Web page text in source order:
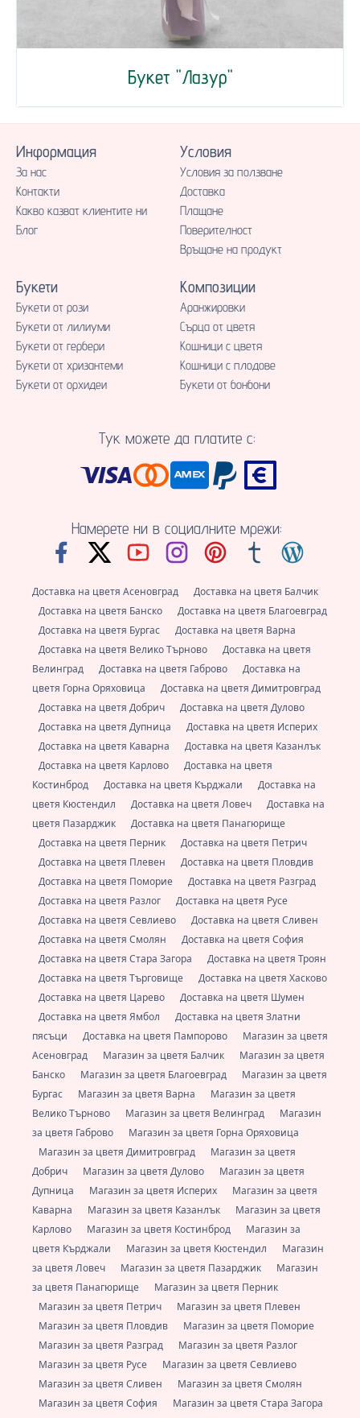
Букет "Лазур"
Информация
За нас
Контакти
Какво казват клиентите ни
Блог
Условия
Условия за ползване
Доставка
Плащане
Поверителност
Връщане на продукт
Букети
Букети от рози
Букети от лилиуми
Букети от гербери
Букети от хризантеми
Букети от орхидеи
Композиции
Аранжировки
Сърца от цветя
Кошници с цветя
Кошници с плодове
Букети от бонбони
Тук можете да платите с:
Намерете ни в социалните мрежи:
Доставка на цветя Асеновград
Доставка на цветя Балчик
Доставка на цветя Банско
Доставка на цветя Благоевград
Доставка на цветя Бургас
Доставка на цветя Варна
Доставка на цветя Велико Търново
Доставка на цветя
Велинград
Доставка на цветя Габрово
Доставка на
цветя Горна Оряховица
Доставка на цветя Димитровград
Доставка на цветя Добрич
Доставка на цветя Дулово
Доставка на цветя Дупница
Доставка на цветя Исперих
Доставка на цветя Каварна
Доставка на цветя Казанлък
Доставка на цветя Карлово
Доставка на цветя
Костинброд
Доставка на цветя Кърджали
Доставка на
цветя Кюстендил
Доставка на цветя Ловеч
Доставка на
цветя Пазарджик
Доставка на цветя Панагюрище
Доставка на цветя Перник
Доставка на цветя Петрич
Доставка на цветя Плевен
Доставка на цветя Пловдив
Доставка на цветя Поморие
Доставка на цветя Разград
Доставка на цветя Разлог
Доставка на цветя Русе
Доставка на цветя Севлиево
Доставка на цветя Сливен
Доставка на цветя Смолян
Доставка на цветя София
Доставка на цветя Стара Загора
Доставка на цветя Троян
Доставка на цветя Търговище
Доставка на цветя Хасково
Доставка на цветя Царево
Доставка на цветя Шумен
Доставка на цветя Ямбол
Доставка на цветя Златни
пясъци
Доставка на цветя Пампорово
Магазин за цветя
Асеновград
Магазин за цветя Балчик
Магазин за цветя
Банско
Магазин за цветя Благоевград
Магазин за цветя
Бургас
Магазин за цветя Варна
Магазин за цветя
Велико Търново
Магазин за цветя Велинград
Магазин
за цветя Габрово
Магазин за цветя Горна Оряховица
Магазин за цветя Димитровград
Магазин за цветя
Добрич
Магазин за цветя Дулово
Магазин за цветя
Дупница
Магазин за цветя Исперих
Магазин за цветя
Каварна
Магазин за цветя Казанлък
Магазин за цветя
Карлово
Магазин за цветя Костинброд
Магазин за
цветя Кърджали
Магазин за цветя Кюстендил
Магазин
за цветя Ловеч
Магазин за цветя Пазарджик
Магазин
за цветя Панагюрище
Магазин за цветя Перник
Магазин за цветя Петрич
Магазин за цветя Плевен
Магазин за цветя Пловдив
Магазин за цветя Поморие
Магазин за цветя Разград
Магазин за цветя Разлог
Магазин за цветя Русе
Магазин за цветя Севлиево
Магазин за цветя Сливен
Магазин за цветя Смолян
Магазин за цветя София
Магазин за цветя Стара Загора